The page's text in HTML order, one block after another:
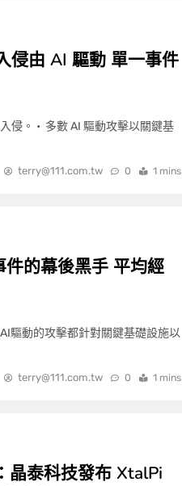
侵由 AI 驅動 單一事件
侵。 • 多數 AI 驅動攻擊以關鍵基
terry@111.com.tw 0 1 mins
的幕後黑手 平均經
驅動的攻擊都針對關鍵基礎設施以
terry@111.com.tw 0 1 mins
晶泰科技發布 XtalPi